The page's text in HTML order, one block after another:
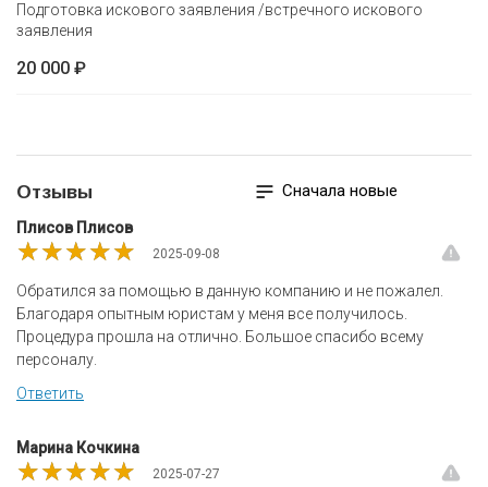
Подготовка искового заявления /встречного искового
заявления
20 000 ₽
Сначала новые
Отзывы
Плисов Плисов
2025-09-08
★★★★★
★★★★★
★★★★★
Обратился за помощью в данную компанию и не пожалел.
Благодаря опытным юристам у меня все получилось.
Процедура прошла на отлично. Большое спасибо всему
персоналу.
Ответить
Марина Кочкина
2025-07-27
★★★★★
★★★★★
★★★★★